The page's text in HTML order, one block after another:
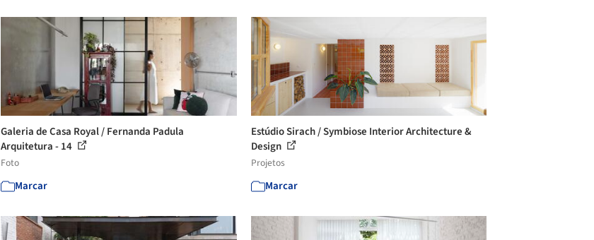
Galeria de Casa Royal / Fernanda Padula
Arquitetura - 14
Foto
Marcar
Estúdio Sirach / Symbiose Interior Architecture &
Design
Projetos
Marcar